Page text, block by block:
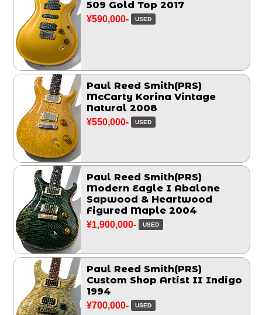
509 Gold Top 2017
¥590,000- USED
Paul Reed Smith(PRS)
McCarty Korina Vintage
Natural 2008
¥550,000- USED
Paul Reed Smith(PRS)
Modern Eagle I Abalone
Sapwood & Heartwood
Figured Maple 2004
¥1,900,000- USED
Paul Reed Smith(PRS)
Custom Shop Artist II Indigo
1994
¥700,000- USED